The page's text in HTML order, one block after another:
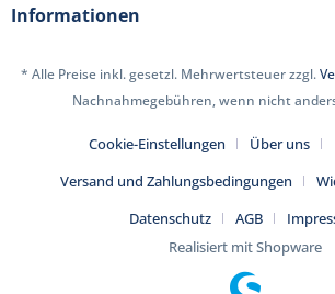
Informationen
* Alle Preise inkl. gesetzl. Mehrwertsteuer zzgl.
Nachnahmegebühren, wenn nicht
Cookie-Einstellungen Über uns
Versand und Zahlungsbedingungen
Datenschutz
AGB
Realisiert mit Shopware